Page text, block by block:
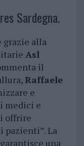
Sardegna.
grazie alla
Asl
il
Raffaele
e
medici e
offrire
pazienti”. La
garantisce una